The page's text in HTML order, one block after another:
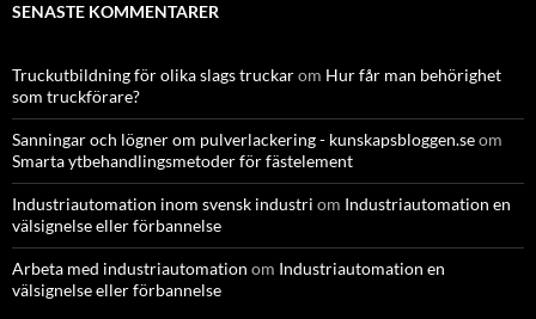
SENASTE KOMMENTARER
Truckutbildning för olika slags truckarom Hur får man behörighet
som truckförare?
Sanningar och lögner om pulverlackering - kunskapsbloggen.seom
Smarta ytbehandlingsmetoder för fästelement
Industriautomation inom svensk industri om Industriautomation en
välsignelse eller förbannelse
Arbeta med industriautomation om Industriautomation en
välsignelse eller förbannelse